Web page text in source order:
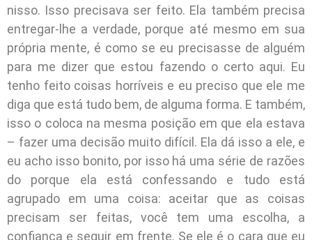
nisso. Isso precisava ser feito. Ela também precisa
entregar-lhe a verdade, porque até mesmo em sua
própria mente, é como se eu precisasse de alguém
para me dizer que estou fazendo o certo aqui. Eu
tenho feito coisas horríveis e eu preciso que ele me
diga que está tudo bem, de alguma forma. E também,
isso o coloca na mesma posição em que ela estava
– fazer uma decisão muito difícil. Ela dá isso a ele, e
eu acho isso bonito, por isso há uma série de razões
do porque ela está confessando e tudo está
agrupado em uma coisa: aceitar que as coisas
precisam ser feitas, você tem uma escolha, a
confiança e seguir em frente. Se ele é o cara que eu